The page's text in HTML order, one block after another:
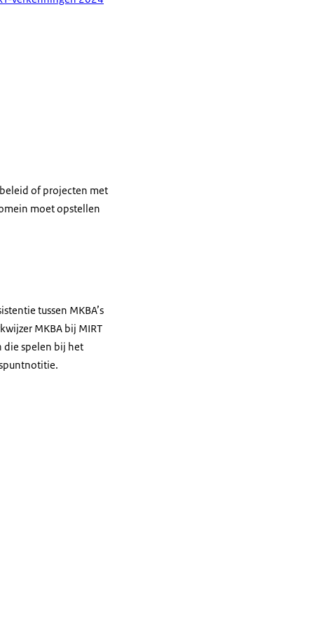
of projecten met
moet opstellen
tussen MKBA’s
MKBA bij MIRT
die spelen bij het